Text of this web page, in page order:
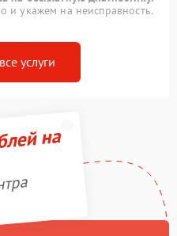
и укажем на неисправность.
услуги
на